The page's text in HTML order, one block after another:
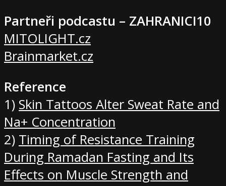
Partneři podcastu – ZAHRANICI10
MITOLIGHT.cz
Brainmarket.cz
Reference
1) Skin Tattoos Alter Sweat Rate and
Na+ Concentration
2) Timing of Resistance Training
During Ramadan Fasting and Its
Effects on Muscle Strength and